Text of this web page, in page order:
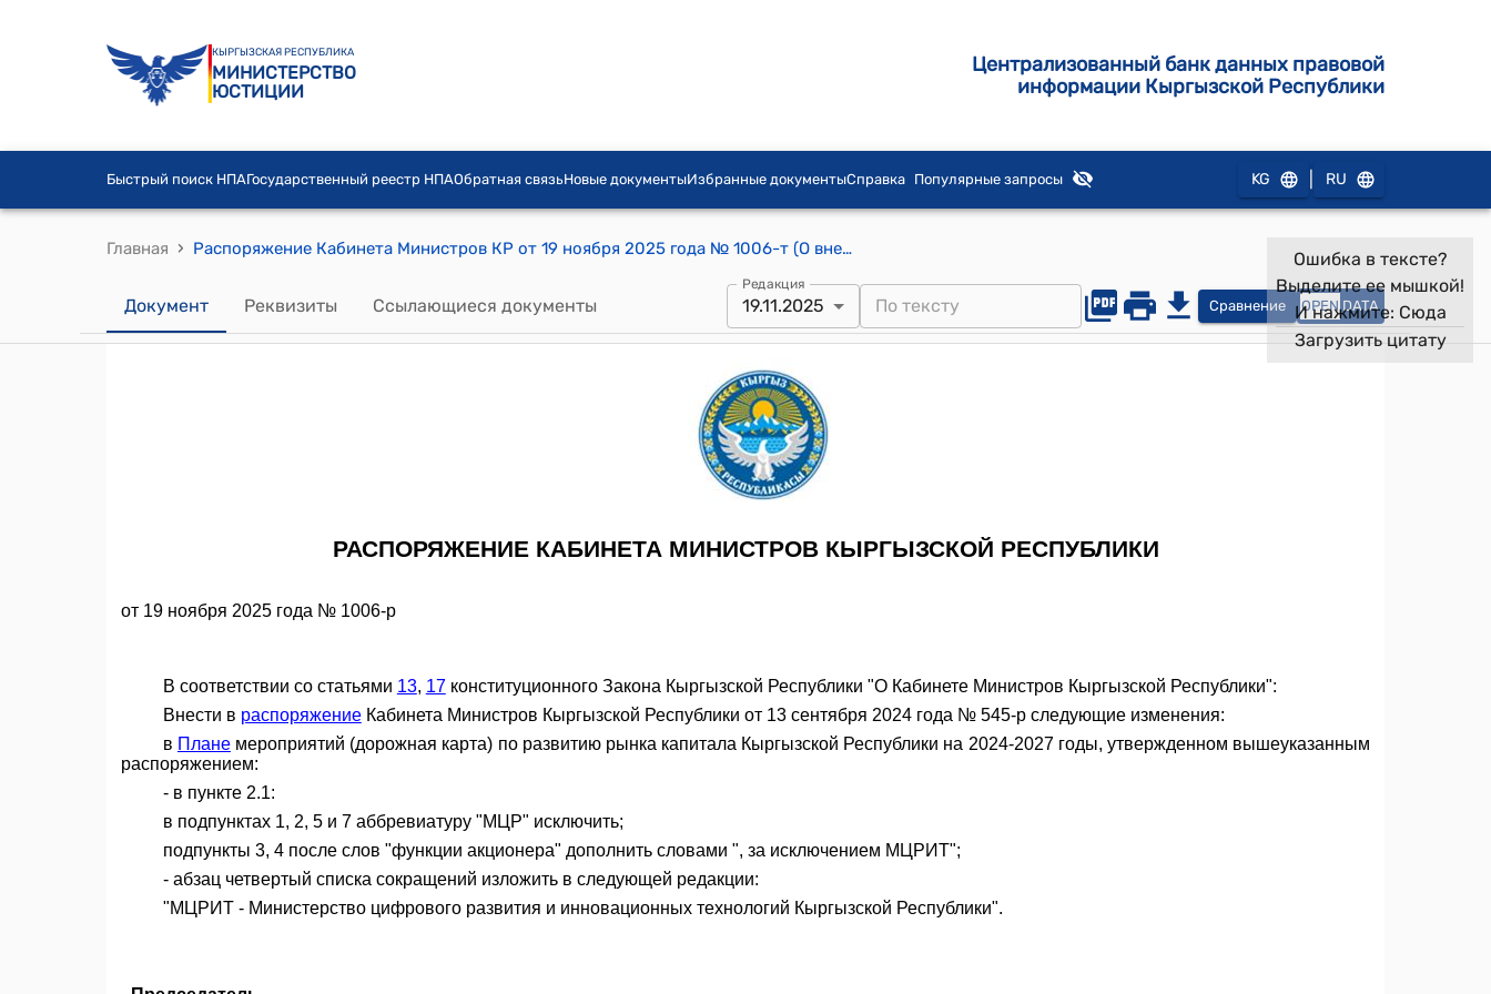
КЫРГЫЗСКАЯ РЕСПУБЛИКА
МИНИСТЕРСТВО
ЮСТИЦИИ
Централизованный банк данных правовой
информации Кыргызской Республики
Быстрый поиск НПАГосударственный реестр НПАОбратная связьНовые документыИзбранные документыСправка Популярные запросы KG RU
Главная › Распоряжение Кабинета Министров КР от 19 ноября 2025 года № 1006-т (О внесении изменений в распоряжение Кабинета Министров Кыргызской Республики от 13 сентября 2024 года № 545-р)
Документ Реквизиты Ссылающиеся документы
Редакция
19.11.2025 Сравнение OPEN DATA
Ошибка в тексте?
Выделите ее мышкой!
И нажмите: Сюда
Загрузить цитату